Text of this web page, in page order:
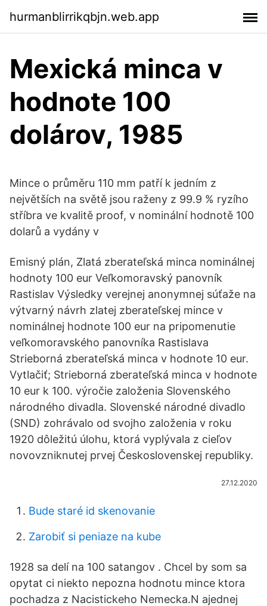
hurmanblirrikqbjn.web.app
Mexická minca v
hodnote 100
dolárov, 1985
Mince o průměru 110 mm patří k jedním z
největších na světě jsou raženy z 99.9 % ryzího
stříbra ve kvalitě proof, v nominální hodnotě 100
dolarů a vydány v
Emisný plán, Zlatá zberateľská minca nominálnej
hodnoty 100 eur Veľkomoravský panovník
Rastislav Výsledky verejnej anonymnej súťaže na
výtvarný návrh zlatej zberateľskej mince v
nominálnej hodnote 100 eur na pripomenutie
veľkomoravského panovníka Rastislava
Strieborná zberateľská minca v hodnote 10 eur.
Vytlačiť; Strieborná zberateľská minca v hodnote
10 eur k 100. výročie založenia Slovenského
národného divadla. Slovenské národné divadlo
(SND) zohrávalo od svojho založenia v roku
1920 dôležitú úlohu, ktorá vyplývala z cieľov
novovzniknutej prvej Československej republiky.
27.12.2020
Bude staré id skenovanie
Zarobiť si peniaze na kube
1928 sa delí na 100 satangov . Chcel by som sa
opytat ci niekto nepozna hodnotu mince ktora
pochadza z Nacistickeho Nemecka.N ajednej